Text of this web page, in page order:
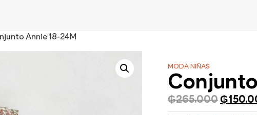
Annie 18-24M
MODA NIÑAS
₲265.000₲